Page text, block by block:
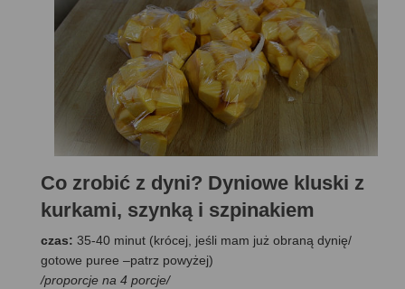
Co zrobić z dyni? Dyniowe kluski z
kurkami, szynką i szpinakiem
czas: 35-40 minut (krócej, jeśli mam już obraną dynię/
gotowe puree –patrz powyżej)
/proporcje na 4 porcje/